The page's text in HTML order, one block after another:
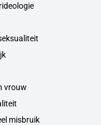
vrouw
misbruik